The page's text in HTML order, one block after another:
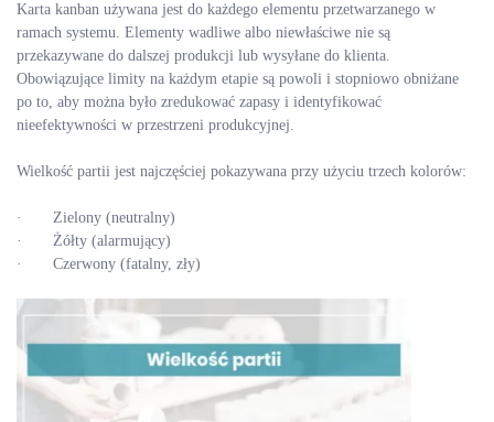
Karta kanban używana jest do każdego elementu przetwarzanego w
ramach systemu. Elementy wadliwe albo niewłaściwe nie są
przekazywane do dalszej produkcji lub wysyłane do klienta.
Obowiązujące limity na każdym etapie są powoli i stopniowo obniżane
po to, aby można było zredukować zapasy i identyfikować
nieefektywności w przestrzeni produkcyjnej.
Wielkość partii jest najczęściej pokazywana przy użyciu trzech kolorów:
· Zielony (neutralny)
· Żółty (alarmujący)
· Czerwony (fatalny, zły)